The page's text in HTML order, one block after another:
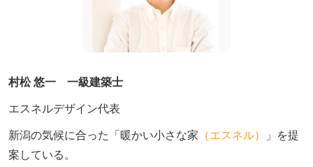
村松 悠一 一級建築士
エスネルデザイン代表
新潟の気候に合った「暖かい小さな家 （エスネル）
」を提
案している。